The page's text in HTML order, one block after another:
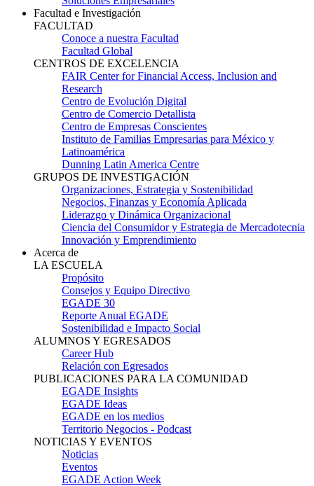
Facultad e Investigación
FACULTAD
Conoce a nuestra Facultad
Facultad Global
CENTROS DE EXCELENCIA
FAIR Center for Financial Access, Inclusion and
Research
Centro de Evolución Digital
Centro de Comercio Detallista
Centro de Empresas Conscientes
Instituto de Familias Empresarias para México y
Latinoamérica
Dunning Latin America Centre
GRUPOS DE INVESTIGACIÓN
Organizaciones, Estrategia y Sostenibilidad
Negocios, Finanzas y Economía Aplicada
Liderazgo y Dinámica Organizacional
Ciencia del Consumidor y Estrategia de Mercadotecnia
Innovación y Emprendimiento
Acerca de
LA ESCUELA
Propósito
Consejos y Equipo Directivo
EGADE 30
Reporte Anual EGADE
Sostenibilidad e Impacto Social
ALUMNOS Y EGRESADOS
Career Hub
Relación con Egresados
PUBLICACIONES PARA LA COMUNIDAD
EGADE Insights
EGADE Ideas
EGADE en los medios
Territorio Negocios - Podcast
NOTICIAS Y EVENTOS
Noticias
Eventos
EGADE Action Week